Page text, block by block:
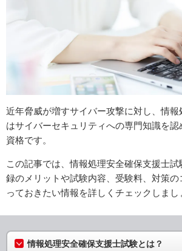
近年脅威が増すサイバー攻撃に対し、情
はサイバーセキュリティへの専門知識を
資格です。
この記事では、情報処理安全確保支援士
録のメリットや試験内容、受験料、対策
っておきたい情報を詳しくチェックしまし
情報処理安全確保支援士試験とは？